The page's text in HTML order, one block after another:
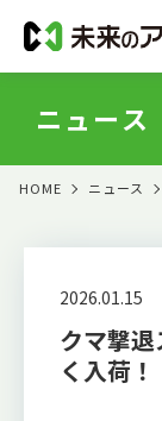
ニュース
HOME ニュース
2026.01.15
クマ撃
く入荷！